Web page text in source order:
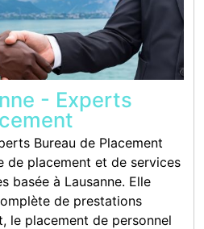
- Experts
Bureau de Placement
de placement et de services
basée à Lausanne. Elle
de prestations
le placement de personnel